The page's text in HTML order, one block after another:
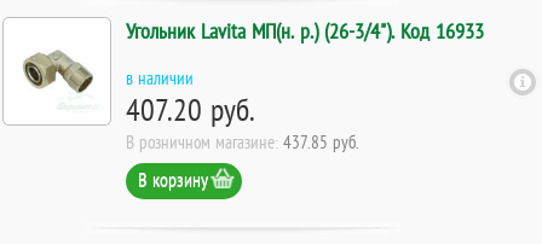
Угольник Lavita МП(н. р.) (26-3/4"). Код 16933
в наличии
407.20 руб.
В розничном магазине: 437.85 руб.
В корзину